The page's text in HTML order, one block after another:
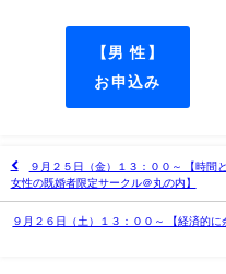
【男 性】
お申込み
９月２５日（金）１３：００～ 【時間
女性の既婚者限定サークル＠丸の内】
９月２６日（土）１３：００～ 【経済的